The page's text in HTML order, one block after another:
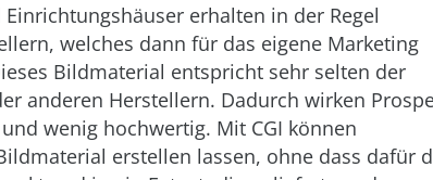
erhalten in der Regel
welches dann für das eigene Marketing
Bildmaterial entspricht sehr selten der
anderen Herstellern. Dadurch wirken
wenig hochwertig. Mit CGI können
erstellen lassen, ohne dass dafür